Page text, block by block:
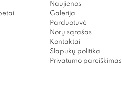
Naujienos
Galerija
Parduotuvė
Norų sąrašas
Kontaktai
Slapukų politika
Privatumo pareiškimas